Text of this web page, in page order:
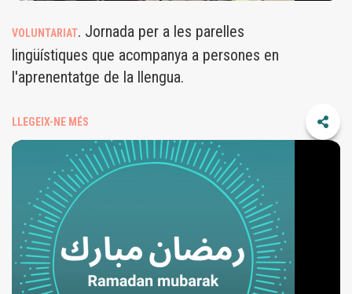
VOLUNTARIAT. Jornada per a les parelles
lingüístiques que acompanya a persones en
l'aprenentatge de la llengua.
LLEGEIX-NE MÉS
RAMADA_PORTADA.PNG